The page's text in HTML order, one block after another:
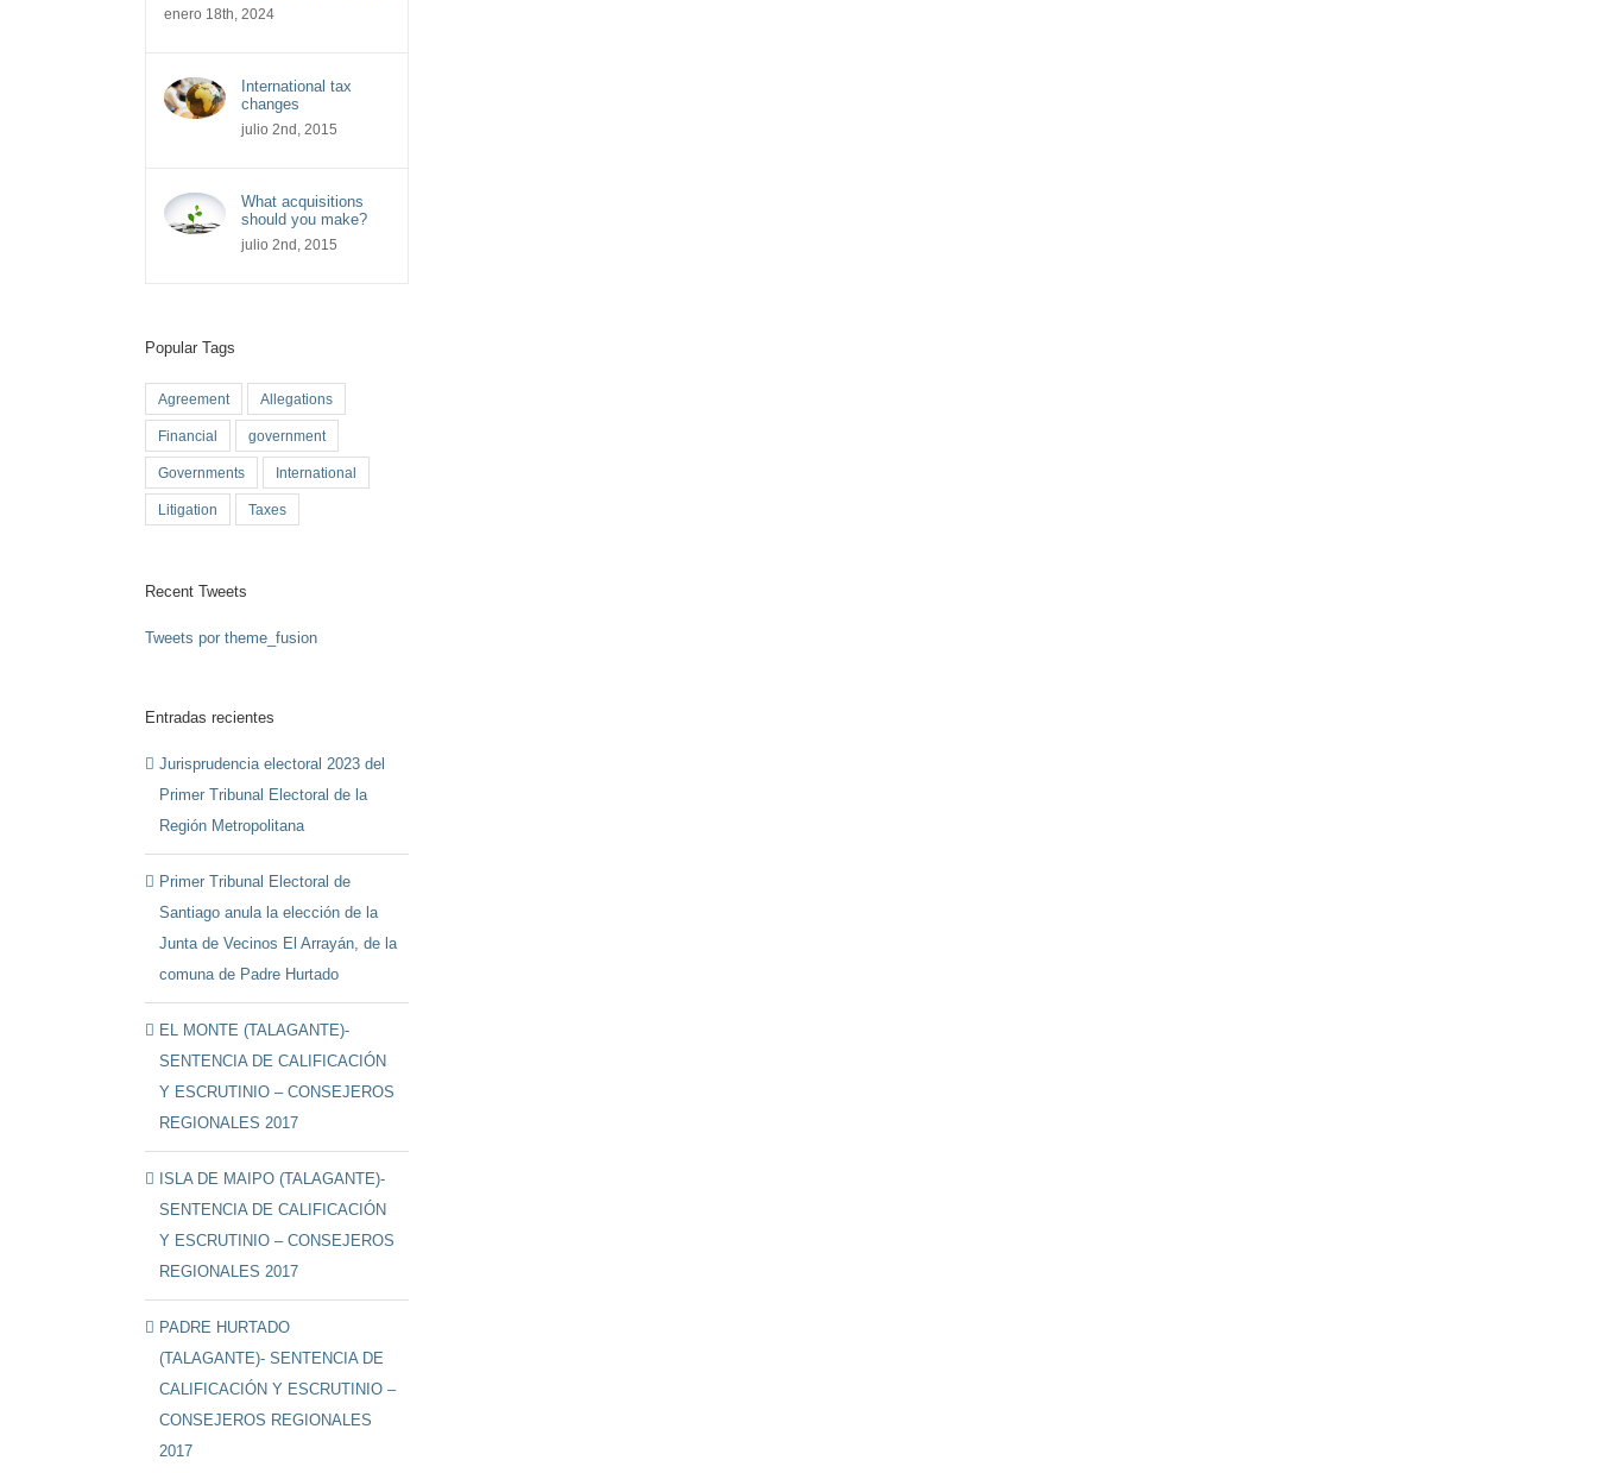
enero 18th, 2024
International tax
changes
julio 2nd, 2015
What acquisitions
should you make?
julio 2nd, 2015
Popular Tags
Agreement Allegations
Financial government
Governments International
Litigation Taxes
Recent Tweets
Tweets por theme_fusion
Entradas recientes
Jurisprudencia electoral 2023 del
Primer Tribunal Electoral de la
Región Metropolitana
Primer Tribunal Electoral de
Santiago anula la elección de la
Junta de Vecinos El Arrayán, de la
comuna de Padre Hurtado
EL MONTE (TALAGANTE)-
SENTENCIA DE CALIFICACIÓN
Y ESCRUTINIO – CONSEJEROS
REGIONALES 2017
ISLA DE MAIPO (TALAGANTE)-
SENTENCIA DE CALIFICACIÓN
Y ESCRUTINIO – CONSEJEROS
REGIONALES 2017
PADRE HURTADO
(TALAGANTE)- SENTENCIA DE
CALIFICACIÓN Y ESCRUTINIO –
CONSEJEROS REGIONALES
2017